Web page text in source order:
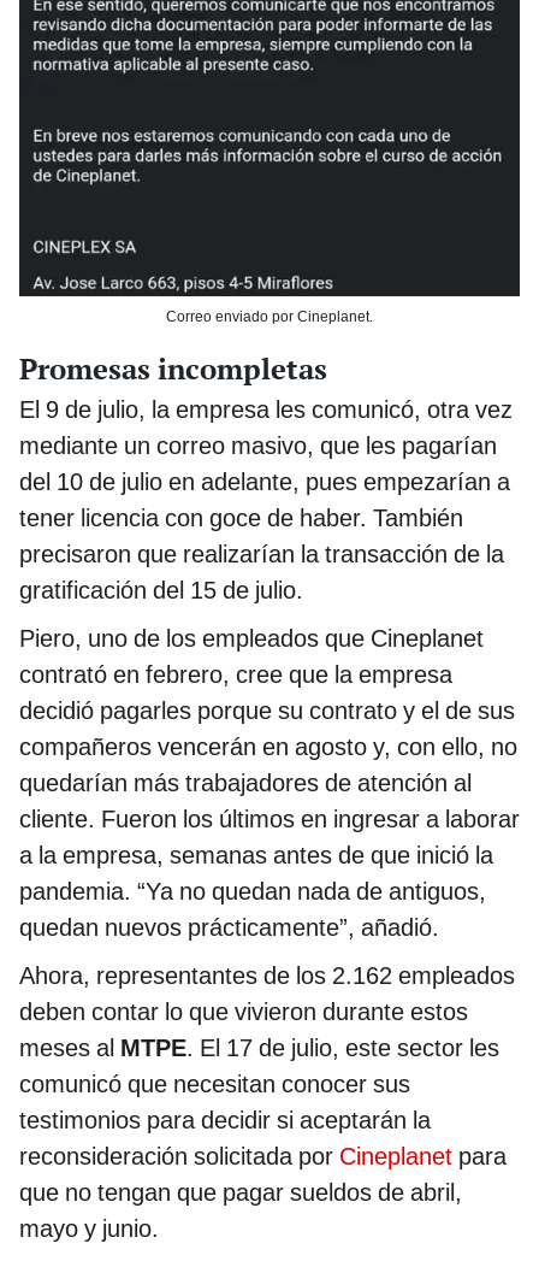
Correo enviado por Cineplanet.
Promesas incompletas
El 9 de julio, la empresa les comunicó, otra vez
mediante un correo masivo, que les pagarían
del 10 de julio en adelante, pues empezarían a
tener licencia con goce de haber. También
precisaron que realizarían la transacción de la
gratificación del 15 de julio.
Piero, uno de los empleados que Cineplanet
contrató en febrero, cree que la empresa
decidió pagarles porque su contrato y el de sus
compañeros vencerán en agosto y, con ello, no
quedarían más trabajadores de atención al
cliente. Fueron los últimos en ingresar a laborar
a la empresa, semanas antes de que inició la
pandemia. “Ya no quedan nada de antiguos,
quedan nuevos prácticamente”, añadió.
Ahora, representantes de los 2.162 empleados
deben contar lo que vivieron durante estos
meses al MTPE. El 17 de julio, este sector les
comunicó que necesitan conocer sus
testimonios para decidir si aceptarán la
reconsideración solicitada por Cineplanet para
que no tengan que pagar sueldos de abril,
mayo y junio.